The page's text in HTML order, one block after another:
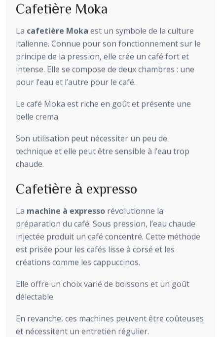
Cafetière Moka
La cafetière Moka est un symbole de la culture
italienne. Connue pour son fonctionnement sur le
principe de la pression, elle crée un café fort et
intense. Elle se compose de deux chambres : une
pour l’eau et l’autre pour le café.
Le café Moka est riche en goût et présente une
belle crema.
Son utilisation peut nécessiter un peu de
technique et elle peut être sensible à l’eau trop
chaude.
Cafetière à expresso
La machine à expresso révolutionne la
préparation du café. Sous pression, l’eau chaude
injectée produit un café concentré. Cette méthode
est prisée pour les cafés lisse à corsé et les
créations comme les cappuccinos.
Elle offre un choix varié de boissons et un goût
délectable.
En revanche, ces machines peuvent être coûteuses
et nécessitent un entretien régulier.